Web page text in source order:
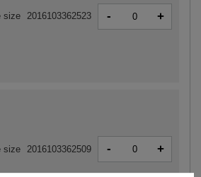
size 2016103362523 - +
size 2016103362509 - +